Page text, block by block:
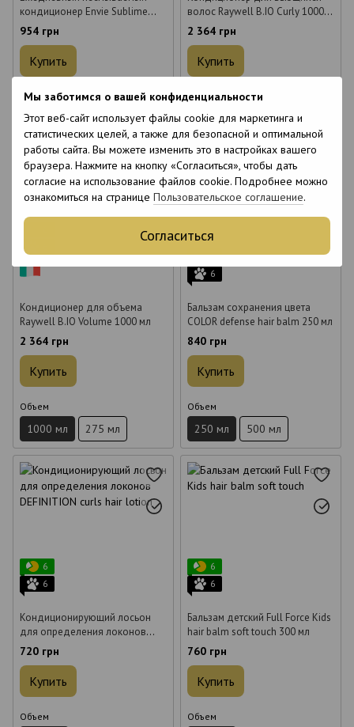
Мы заботимся о вашей конфиденциальности
Этот веб-сайт использует файлы cookie для маркетинга и
статистических целей, а также для безопасной и оптимальной
работы сайта. Вы можете изменить это в настройках вашего
браузера. Нажмите на кнопку «Согласиться», чтобы дать
согласие на использование файлов cookie. Подробнее можно
ознакомиться на странице Пользовательское соглашение.
Согласиться
кондиционер Envie Sublime
Daily Shine 500 мл
954 грн
Купить
Объем
500 мл
волос Raywell B.IO Curly 1000
мл
2 364 грн
Купить
Объем
1000 мл 275 мл
Кондиционер для объема
Raywell B.IO Volume 1000 мл
2 364 грн
Купить
Объем
1000 мл 275 мл
6
6
Бальзам сохранения цвета
COLOR defense hair balm 250 мл
840 грн
Купить
Объем
250 мл 500 мл
6
6
Кондиционирующий лосьон
для определения локонов
DEFINITION curls hair lotion 150
720 грн
Купить
Объем
6
6
Бальзам детский Full Force Kids
hair balm soft touch 300 мл
760 грн
Купить
Объем